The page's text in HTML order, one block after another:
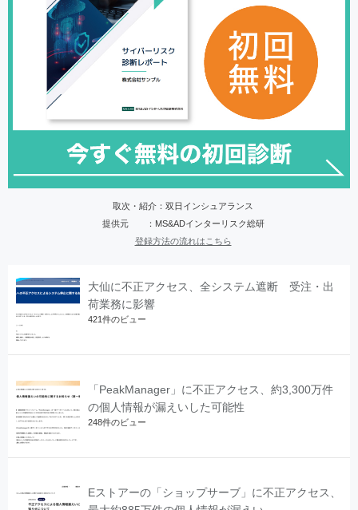
取次・紹介：双日インシュアランス
提供元 ：MS&ADインターリスク総研
登録方法の流れはこちら
大仙に不正アクセス、全システム遮断 受注・出
荷業務に影響
421件のビュー
「PeakManager」に不正アクセス、約3,300万件
の個人情報が漏えいした可能性
248件のビュー
Eストアーの「ショップサーブ」に不正アクセス、